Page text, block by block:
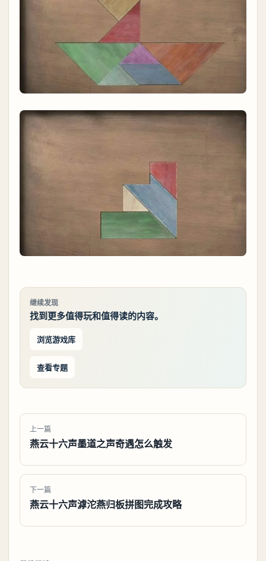
继续发现
找到更多值得玩和值得读的内容。
浏览游戏库
查看专题
上一篇
燕云十六声墨道之声奇遇怎么触发
下一篇
燕云十六声滹沱燕归板拼图完成攻略